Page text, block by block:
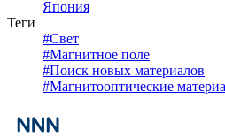
Япония
Теги
#Свет
#Магнитное поле
#Поиск новых материалов
#Магнитооптические